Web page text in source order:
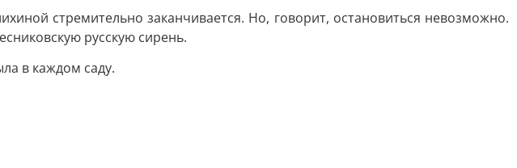
стремительно заканчивается. Но, говорит, остановиться невозможно.
русскую сирень.
в каждом саду.